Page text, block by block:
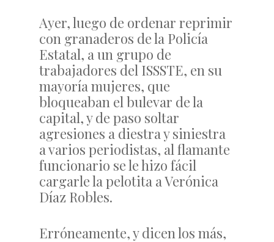
Ayer, luego de ordenar reprimir
con granaderos de la Policía
Estatal, a un grupo de
trabajadores del ISSSTE, en su
mayoría mujeres, que
bloqueaban el bulevar de la
capital, y de paso soltar
agresiones a diestra y siniestra
a varios periodistas, al flamante
funcionario se le hizo fácil
cargarle la pelotita a Verónica
Díaz Robles.
Erróneamente, y dicen los más,